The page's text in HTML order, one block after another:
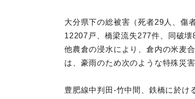
大分県下の総被害（死者29人、傷
12207戸、橋梁流失277件、同破
他農倉の浸水により、倉内の米麦
は、豪雨のため次のような特殊災
豊肥線中判田‐竹中間、鉄橋に於け